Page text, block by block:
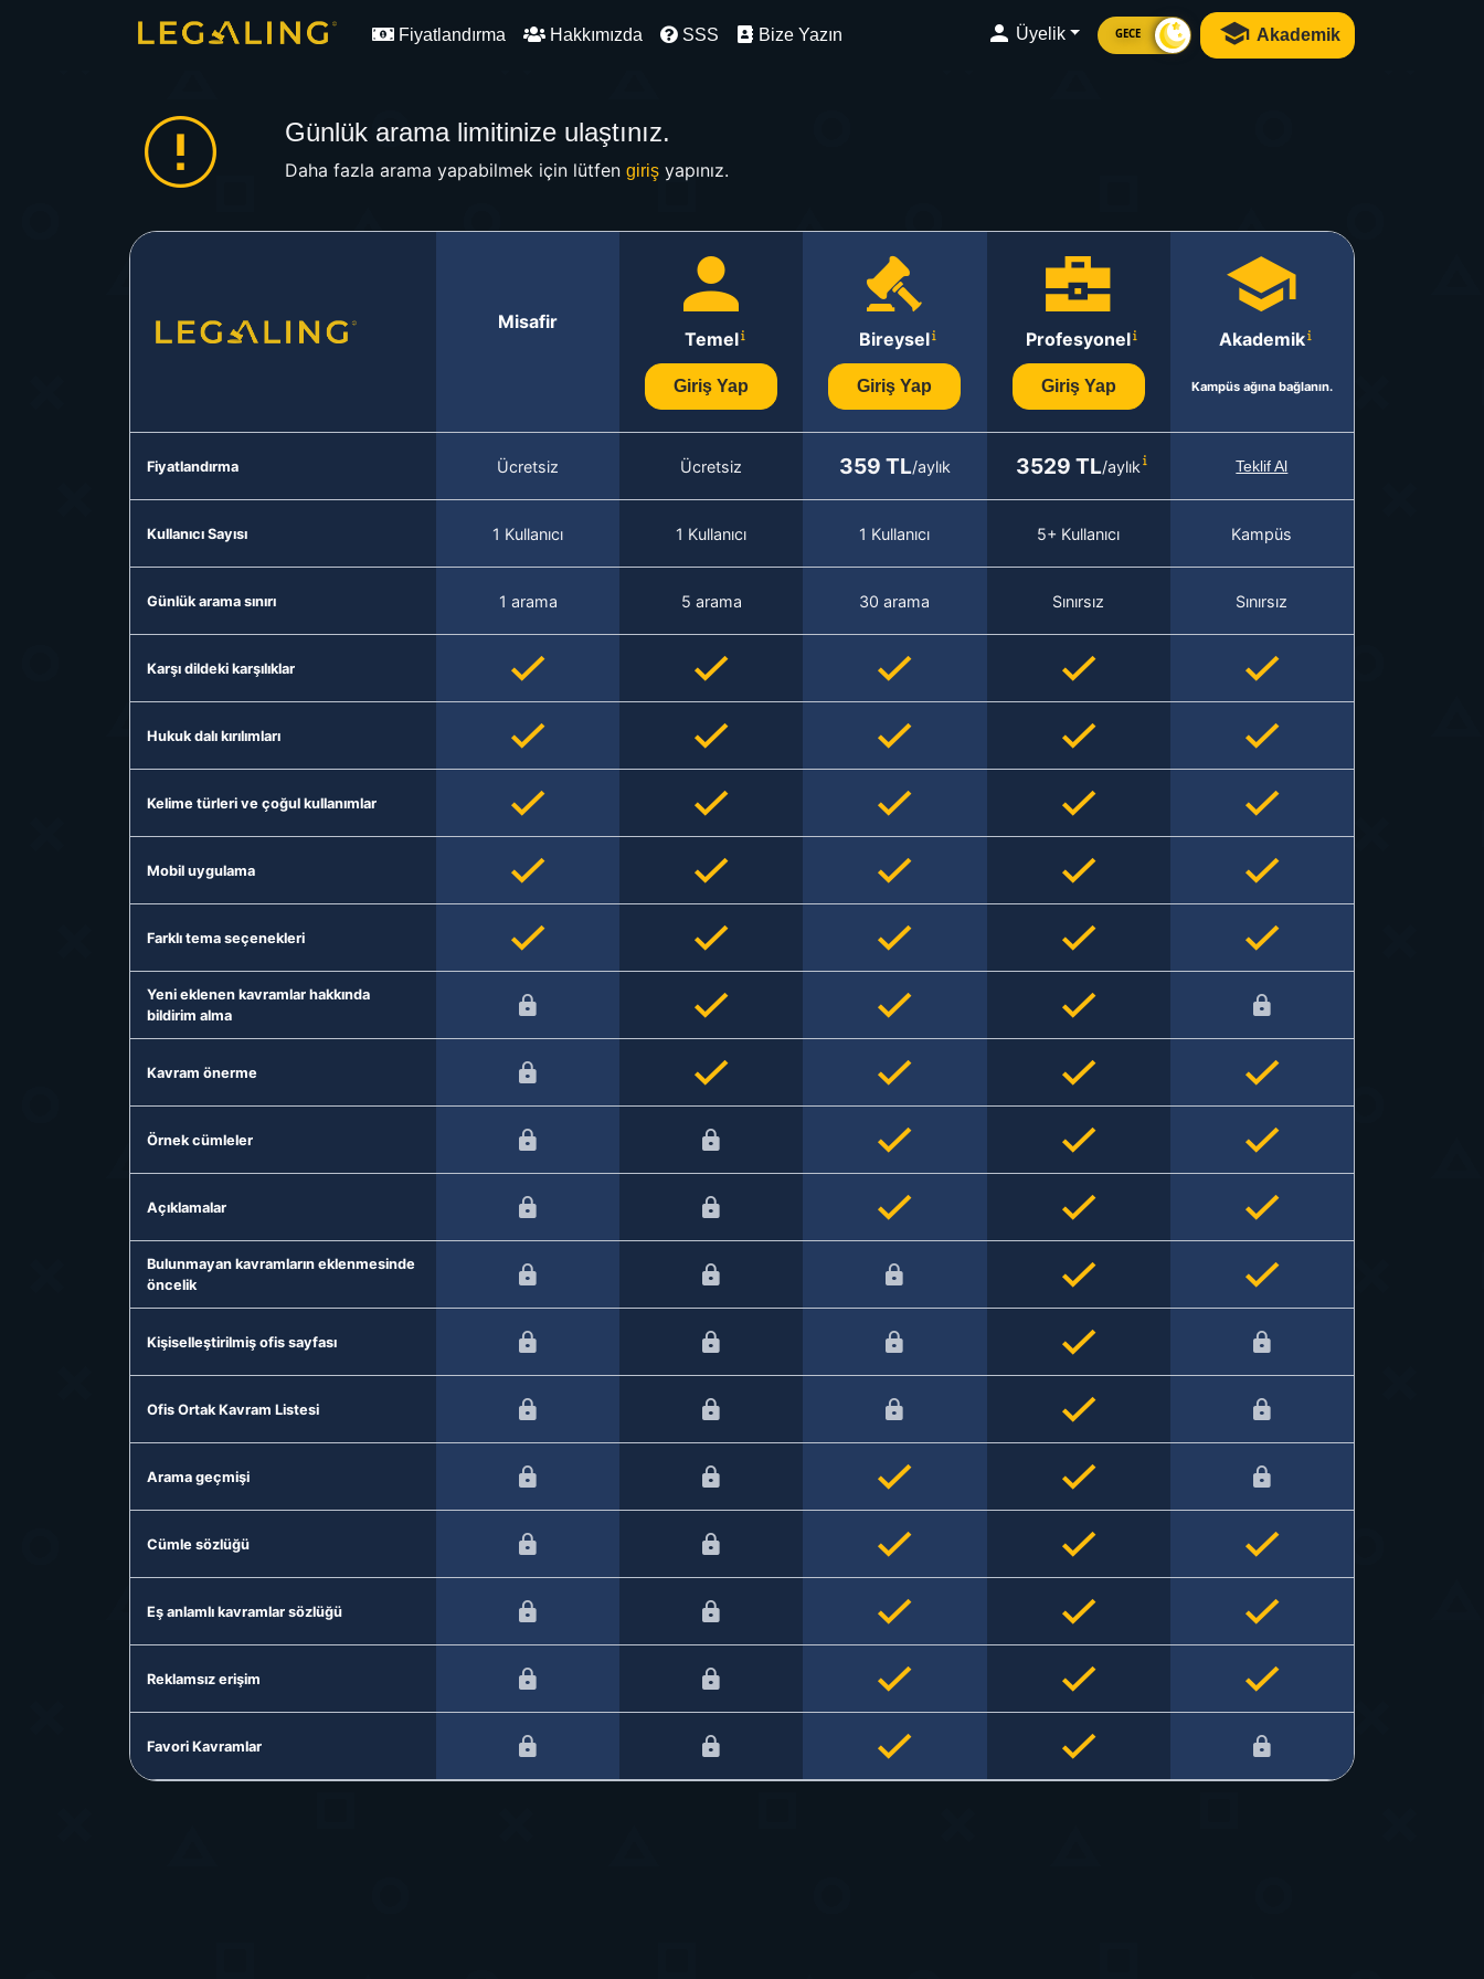
Fiyatlandırma Hakkımızda SSS Bize Yazın Üyelik GECE Akademik
Günlük arama limitinize ulaştınız.
Daha fazla arama yapabilmek için lütfen girişyapınız.
Misafir
Temel
Giriş Yap
Bireysel
Giriş Yap
Profesyonel
Giriş Yap
Akademik
Kampüs ağına bağlanın.
Fiyatlandırma Ücretsiz Ücretsiz 359 TL/aylık 3529 TL/aylık Teklif Al
Kullanıcı Sayısı 1 Kullanıcı 1 Kullanıcı 1 Kullanıcı 5+ Kullanıcı Kampüs
Günlük arama sınırı 1 arama 5 arama 30 arama Sınırsız Sınırsız
Karşı dildeki karşılıklar
Hukuk dalı kırılımları
Kelime türleri ve çoğul kullanımlar
Mobil uygulama
Farklı tema seçenekleri
Yeni eklenen kavramlar hakkında
bildirim alma
Kavram önerme
Örnek cümleler
Açıklamalar
Bulunmayan kavramların eklenmesinde
öncelik
Kişiselleştirilmiş ofis sayfası
Ofis Ortak Kavram Listesi
Arama geçmişi
Cümle sözlüğü
Eş anlamlı kavramlar sözlüğü
Reklamsız erişim
Favori Kavramlar